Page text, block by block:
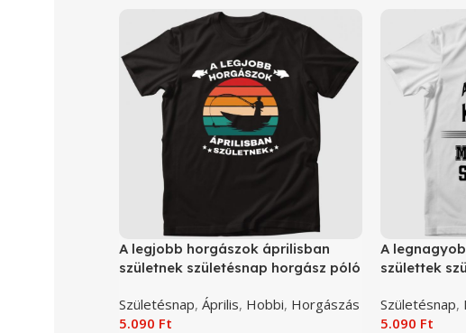
A legjobb horgászok áprilisban
születnek születésnap horgász póló
Születésnap, Április, Hobbi, Horgászás
5.090 Ft
A
születtek
Születésnap,
5.090 Ft